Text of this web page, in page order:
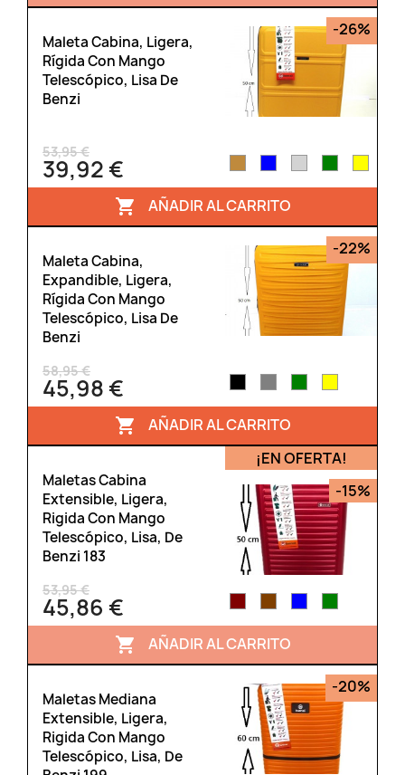
Maleta Cabina, Ligera,
Rígida Con Mango
Telescópico, Lisa De
Benzi
53,95 €
39,92 €
-26%
 AÑADIR AL CARRITO
Maleta Cabina,
Expandible, Ligera,
Rígida Con Mango
Telescópico, Lisa De
Benzi
58,95 €
45,98 €
-22%
 AÑADIR AL CARRITO
Maletas Cabina
Extensible, Ligera,
Rigida Con Mango
Telescópico, Lisa, De
Benzi 183
53,95 €
45,86 €
¡EN OFERTA!
-15%
 AÑADIR AL CARRITO
Maletas Mediana
Extensible, Ligera,
Rigida Con Mango
Telescópico, Lisa, De
-20%